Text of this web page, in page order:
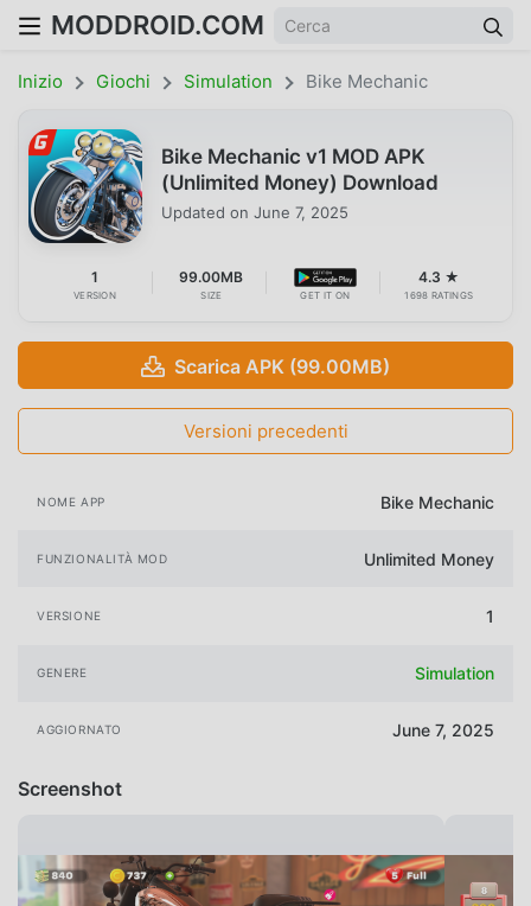
MODDROID.COM
Inizio Giochi Simulation Bike Mechanic
Bike Mechanic v1 MOD APK
(Unlimited Money) Download
Updated on June 7, 2025
1
VERSION
99.00MB
SIZE GET IT ON
4.3 ★
1698 RATINGS
Scarica APK (99.00MB)
Versioni precedenti
NOME APP Bike Mechanic
FUNZIONALITÀ MOD Unlimited Money
VERSIONE 1
GENERE Simulation
AGGIORNATO June 7, 2025
Screenshot